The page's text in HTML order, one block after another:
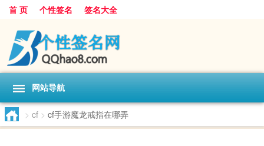
首 页 个性签名 签名大全
网站导航
> cf > cf手游魔龙戒指在哪弄